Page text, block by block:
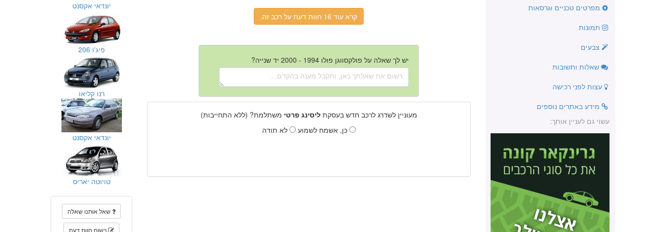
מפרטים טכניים וגרסאות
תמונות
צבעים
שאלות ותשובות
עצות לפני רכישה
מידע באתרים נוספים
עשוי גם לעניין אותך:
קרא עוד 16 חוות דעת על רכב זה.
יש לך שאלה על פולקסווגן פולו 1994 - 2000 יד שנייה?
מעוניין לשדרג לרכב חדש בעסקתליסינג פרטי משתלמת? (ללא התחייבות)
כן, אשמח לשמוע
לא תודה
יונדאי אקסנט
פיג'ו 206
רנו קליאו
יונדאי אקסנט
טויוטה יאריס
שאל אותנו שאלה
רשום חוות דעת